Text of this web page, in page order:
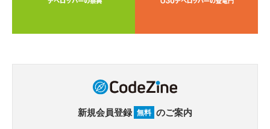
新規会員登録 無料 のご案内